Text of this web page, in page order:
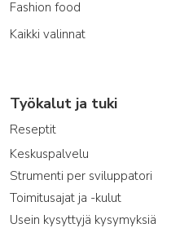
Fashion food
Kaikki valinnat
Työkalut ja tuki
Reseptit
Keskuspalvelu
Strumenti per sviluppatori
Toimitusajat ja -kulut
Usein kysyttyjä kysymyksiä